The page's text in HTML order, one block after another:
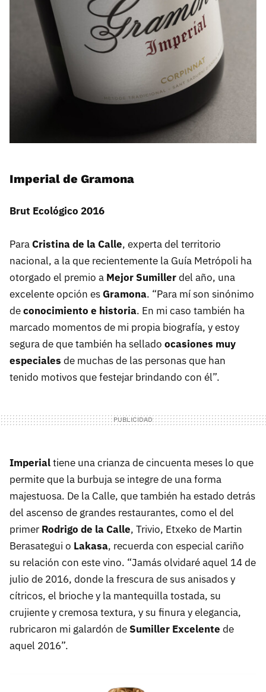
Imperial de Gramona
Brut Ecológico 2016
ParaCristina de la Calle, experta del territorio
nacional, a la que recientemente la Guía Metrópoli ha
otorgado el premio a Mejor Sumillerdel año, una
excelente opción esGramona. “Para mí son sinónimo
deconocimiento e historia. En mi caso también ha
marcado momentos de mi propia biografía, y estoy
segura de que también ha sellado ocasiones muy
especiales de muchas de las personas que han
tenido motivos que festejar brindando con él”.
Imperialtiene una crianza de cincuenta meses lo que
permite que la burbuja se integre de una forma
majestuosa. De la Calle, que también ha estado detrás
del ascenso de grandes restaurantes, como el del
primer Rodrigo de la Calle, Trivio, Etxeko de Martin
Berasategui o Lakasa, recuerda con especial cariño
su relación con este vino. “Jamás olvidaré aquel 14 de
julio de 2016, donde la frescura de sus anisados y
cítricos, el brioche y la mantequilla tostada, su
crujiente y cremosa textura, y su finura y elegancia,
rubricaron mi galardón de Sumiller Excelente de
aquel 2016”.